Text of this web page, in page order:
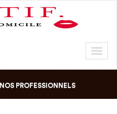
NOS PROFESSIONNELS